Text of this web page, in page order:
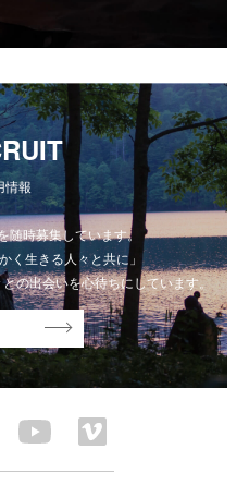
情報
随時募集しています。
く生きる人々と共に」
の出会いを心待ちにしています。